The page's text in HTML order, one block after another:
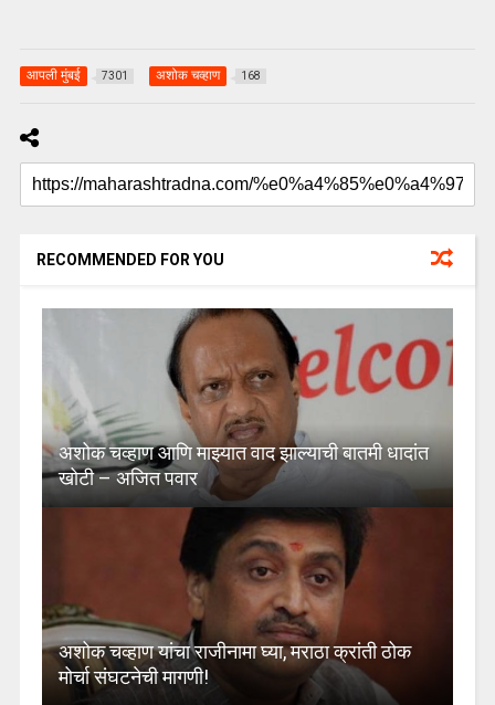
आपली मुंबई 7301 अशोक चव्हाण 168
RECOMMENDED FOR YOU
अशोक चव्हाण आणि माझ्यात वाद झाल्याची बातमी धादांत
खोटी – अजित पवार
अशोक चव्हाण यांचा राजीनामा घ्या, मराठा क्रांती ठोक
मोर्चा संघटनेची मागणी!